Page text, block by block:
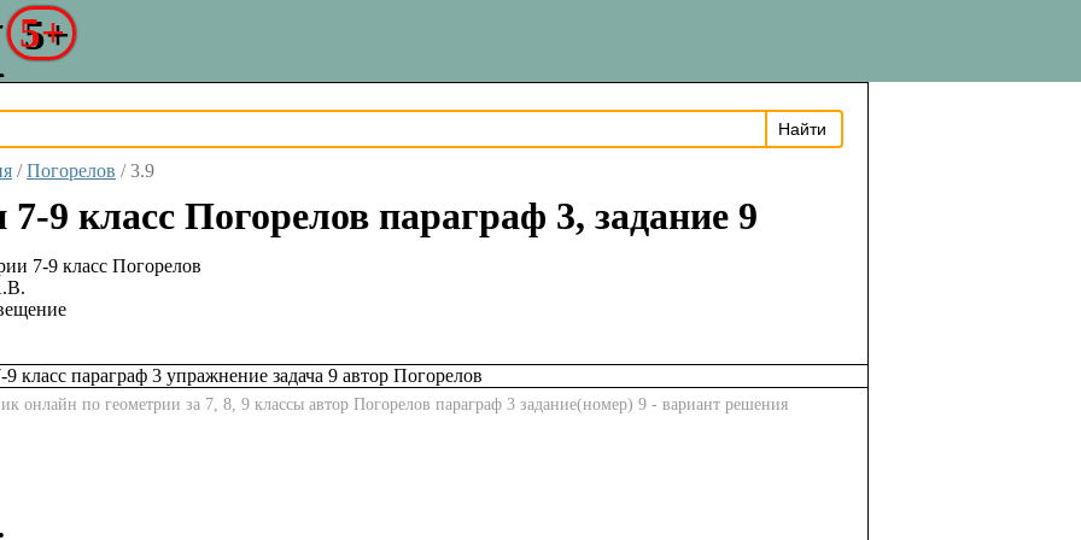
5+
/ Погорелов / 3.9
9 класс Погорелов параграф 3, задание 9
онлайн по геометрии за 7, 8, 9 классы автор Погорелов параграф 3 задание(номер) 9 - вариант решения